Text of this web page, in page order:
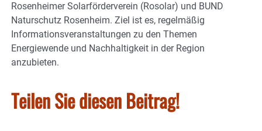
Rosenheimer Solarförderverein (Rosolar) und BUND
Naturschutz Rosenheim. Ziel ist es, regelmäßig
Informationsveranstaltungen zu den Themen
Energiewende und Nachhaltigkeit in der Region
anzubieten.
Teilen Sie diesen Beitrag!